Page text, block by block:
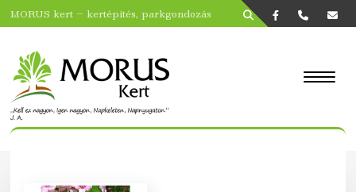
MORUS kert – kertépítés, parkgondozás